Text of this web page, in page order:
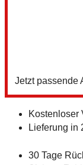
Jetzt passende
Kostenloser
Lieferung in
30 Tage